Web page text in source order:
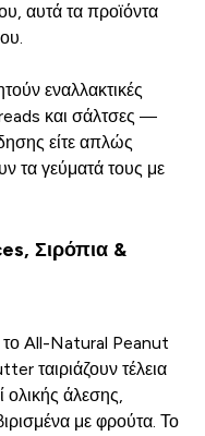
αυτά τα προϊόντα
εναλλακτικές
και σάλτσες —
είτε απλώς
τα γεύματά τους με
Σιρόπια &
All-Natural Peanut
ταιριάζουν τέλεια
άλεσης,
με φρούτα. Το